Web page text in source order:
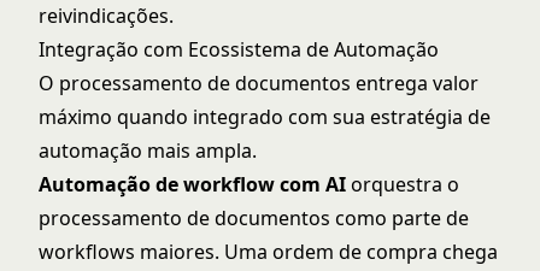
reivindicações.
Integração com Ecossistema de Automação
O processamento de documentos entrega valor
máximo quando integrado com sua estratégia de
automação mais ampla.
Automação de workflow com AIorquestra o
processamento de documentos como parte de
workflows maiores. Uma ordem de compra chega